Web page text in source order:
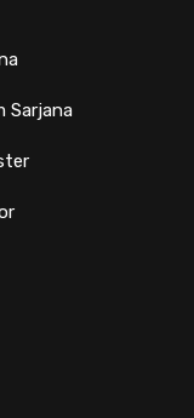
Sarjana